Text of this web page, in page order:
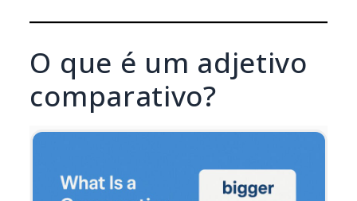
O que é um adjetivo
comparativo?